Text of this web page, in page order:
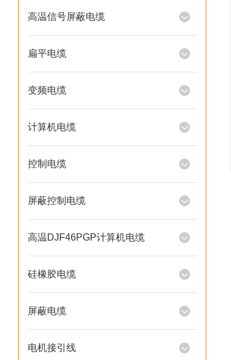
高温信号屏蔽电缆
扁平电缆
变频电缆
计算机电缆
控制电缆
屏蔽控制电缆
高温DJF46PGP计算机电缆
硅橡胶电缆
屏蔽电缆
电机接引线